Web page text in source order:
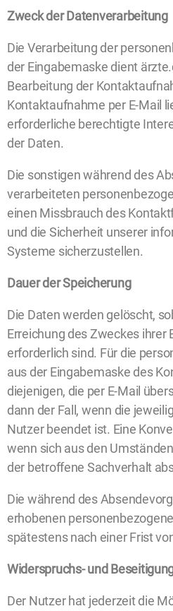
Zweck der Datenverarbeitung
Die Verarbeitung der
der Eingabemaske dient
Bearbeitung der
Kontaktaufnahme per E-Mail
erforderliche berechtigte
der Daten.
Die sonstigen während des
verarbeiteten
einen Missbrauch des
und die Sicherheit unserer
Systeme sicherzustellen.
Dauer der Speicherung
Die Daten werden gelöscht,
Erreichung des Zweckes ihrer
erforderlich sind. Für die
aus der Eingabemaske des
diejenigen, die per E-Mail
dann der Fall, wenn die
Nutzer beendet ist. Eine
wenn sich aus den
der betroffene Sachverhalt
Die während des
erhobenen
spätestens nach einer Frist
Widerspruchs- und
Der Nutzer hat jederzeit die